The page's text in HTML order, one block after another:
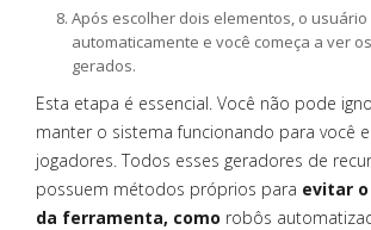
Após escolher dois elementos, o
automaticamente e você começa a ver
gerados.
Esta etapa é essencial. Você não pode
manter o sistema funcionando para você
jogadores. Todos esses geradores de
possuem métodos próprios para evitar
da ferramenta, como robôs